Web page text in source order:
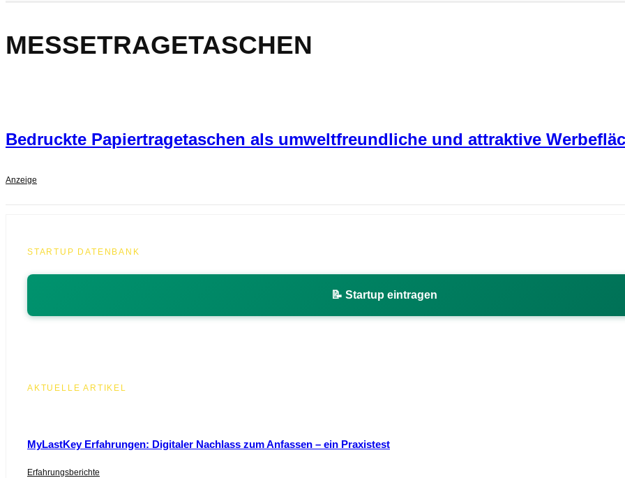
MESSETRAGETASCHEN
Bedruckte Papiertragetaschen als umweltfreundliche und attraktive
Anzeige
STARTUP DATENBANK
📝 Startup eintragen
AKTUELLE ARTIKEL
MyLastKey Erfahrungen: Digitaler Nachlass zum Anfassen – ein Praxistest
Erfahrungsberichte